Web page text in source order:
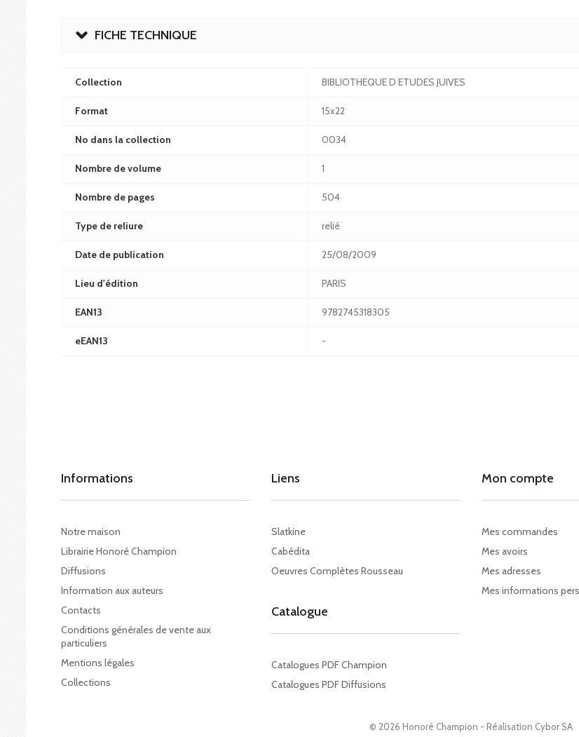
FICHE TECHNIQUE
Collection BIBLIOTHEQUE D ETUDES JUIVES
Format 15x22
No dans la collection 0034
Nombre de volume 1
Nombre de pages 504
Type de reliure relié
Date de publication 25/08/2009
Lieu d'édition PARIS
EAN13 9782745318305
eEAN13 -
Informations
Notre maison
Librairie Honoré Champion
Diffusions
Information aux auteurs
Contacts
Conditions générales de vente aux
particuliers
Mentions légales
Collections
© 2026 Honoré Champion - Réalisation Cybor SA
Liens
Slatkine
Cabédita
Oeuvres Complètes Rousseau
Catalogue
Catalogues PDF Champion
Catalogues PDF Diffusions
Mon compte
Mes commandes
Mes avoirs
Mes adresses
Mes informations